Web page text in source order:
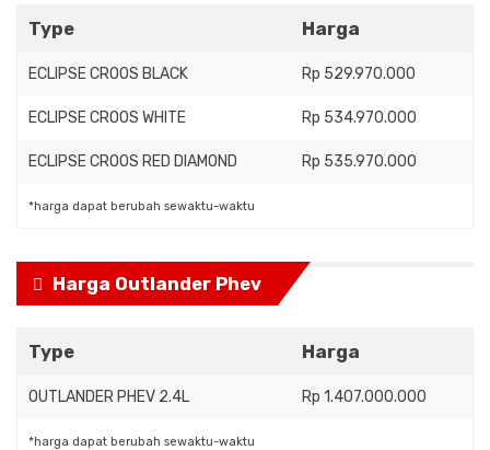
Type Harga
ECLIPSE CROOS BLACK Rp 529.970.000
ECLIPSE CROOS WHITE Rp 534.970.000
ECLIPSE CROOS RED DIAMOND Rp 535.970.000
*harga dapat berubah sewaktu-waktu
Harga Outlander Phev
Type Harga
OUTLANDER PHEV 2.4L Rp 1.407.000.000
*harga dapat berubah sewaktu-waktu